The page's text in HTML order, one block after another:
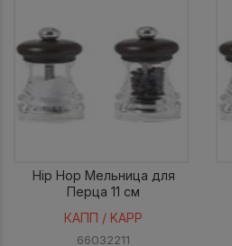
Hip Hop Мельница для
Перца 11 см
КАПП / KAPP
66032211